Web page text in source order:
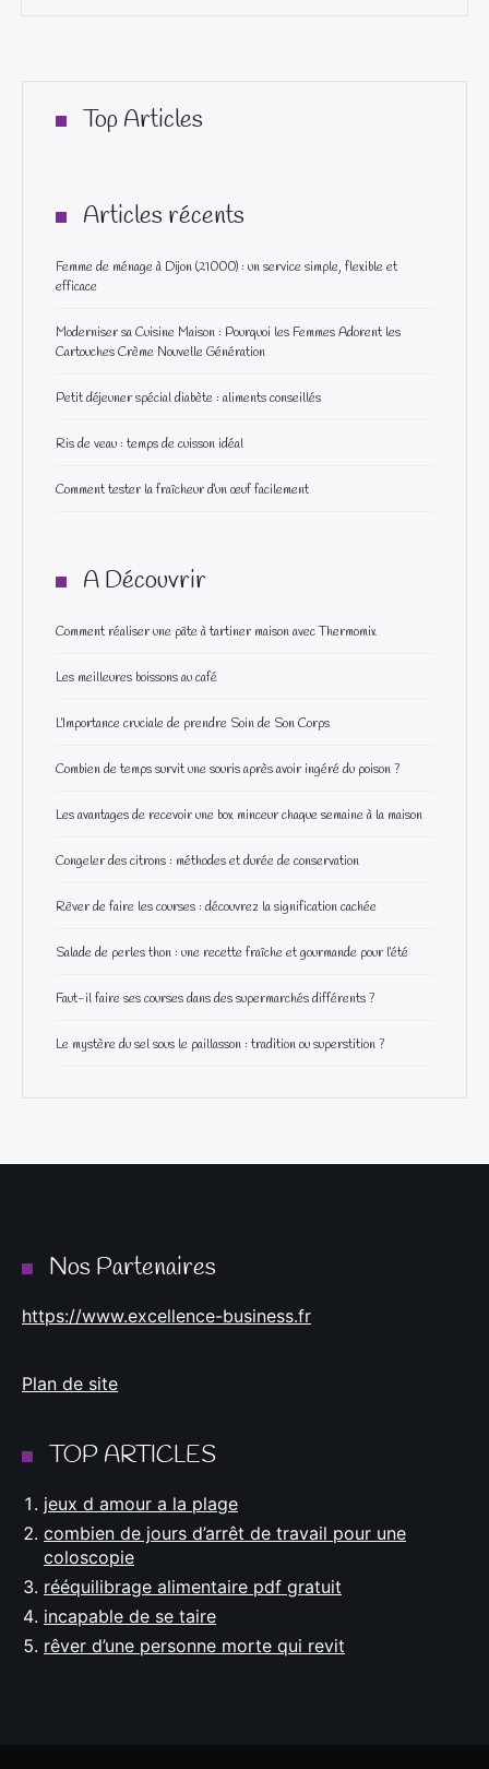
Top Articles
Articles récents
Femme de ménage à Dijon (21000) : un service simple, flexible et
efficace
Moderniser sa Cuisine Maison : Pourquoi les Femmes Adorent les
Cartouches Crème Nouvelle Génération
Petit déjeuner spécial diabète : aliments conseillés
Ris de veau : temps de cuisson idéal
Comment tester la fraîcheur d’un œuf facilement
A Découvrir
Comment réaliser une pâte à tartiner maison avec Thermomix
Les meilleures boissons au café
L’Importance cruciale de prendre Soin de Son Corps
Combien de temps survit une souris après avoir ingéré du poison ?
Les avantages de recevoir une box minceur chaque semaine à la maison
Congeler des citrons : méthodes et durée de conservation
Rêver de faire les courses : découvrez la signification cachée
Salade de perles thon : une recette fraîche et gourmande pour l’été
Faut-il faire ses courses dans des supermarchés différents ?
Le mystère du sel sous le paillasson : tradition ou superstition ?
Nos Partenaires
https://www.excellence-business.fr
Plan de site
TOP ARTICLES
jeux d amour a la plage
combien de jours d’arrêt de travail pour une
coloscopie
rééquilibrage alimentaire pdf gratuit
incapable de se taire
rêver d’une personne morte qui revit